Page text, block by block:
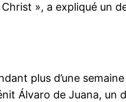
», a expliqué un
plus d’une
Álvaro de Juana, un